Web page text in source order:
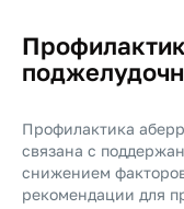
Профилактика
связана с
снижением
рекомендации для